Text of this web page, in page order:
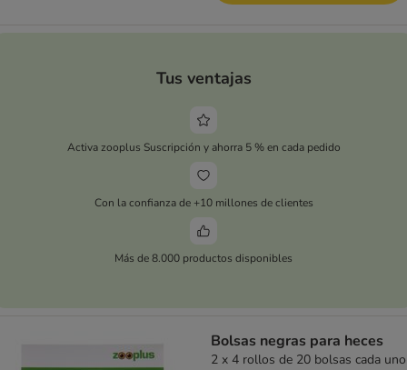
Tus ventajas
Activa zooplus Suscripción y ahorra 5 % en cada pedido
Con la confianza de +10 millones de clientes
Más de 8.000 productos disponibles
Bolsas negras para heces
2 x 4 rollos de 20 bolsas cada uno